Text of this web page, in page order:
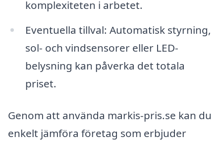
komplexiteten i arbetet.
Eventuella tillval: Automatisk styrning,
sol- och vindsensorer eller LED-
belysning kan påverka det totala
priset.
Genom att använda markis-pris.se kan du
enkelt jämföra företag som erbjuder